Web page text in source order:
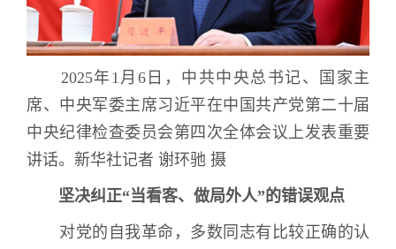
2025年1 月 6日，中共中央总书记、国家主
席、中央军委主席习近平在中国共产党第二十届
中央纪律检查委员会第四次全体会议上发表重要
讲话。新华社记者 谢环驰 摄
坚决纠正“当看客、做局外人”的错误观点
对党的自我革命，多数同志有比较正确的认